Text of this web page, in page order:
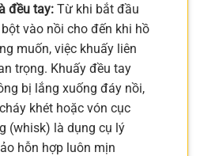
đều tay:Từ khi bắt đầu
vào nồi cho đến khi hồ
muốn, việc khuấy liên
trọng. Khuấy đều tay
bị lắng xuống đáy nồi,
khét hoặc vón cục
(whisk) là dụng cụ lý
hỗn hợp luôn mịn